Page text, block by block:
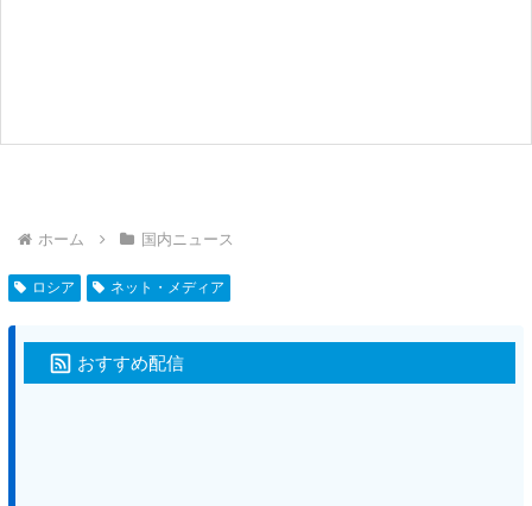
ホーム 国内ニュース
ロシア ネット・メディア
おすすめ配信